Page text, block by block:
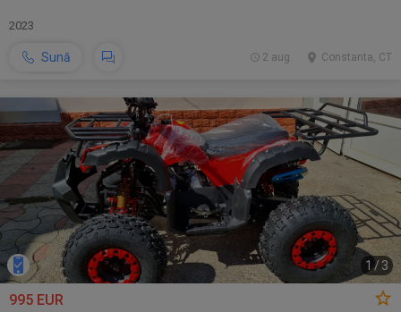
2023
Sună Constanta, CT
2 aug.
1 / 3
995 EUR